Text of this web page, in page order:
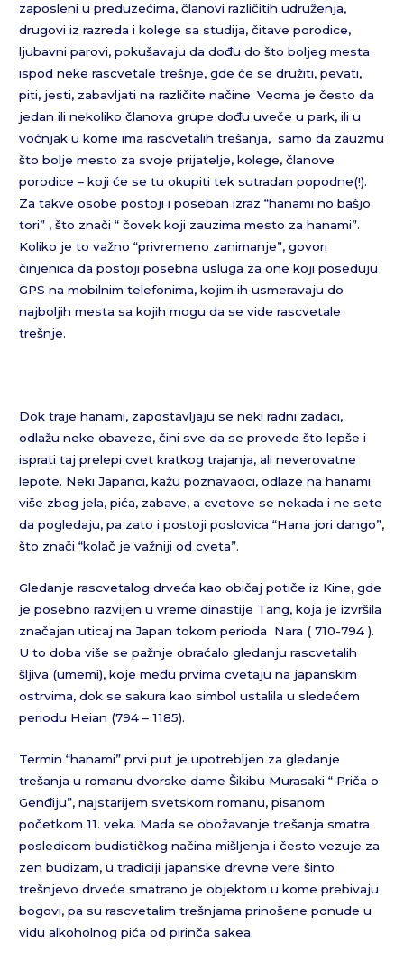
zaposleni u preduzećima, članovi različitih udruženja,
drugovi iz razreda i kolege sa studija, čitave porodice,
ljubavni parovi, pokušavaju da dođu do što boljeg mesta
ispod neke rascvetale trešnje, gde će se družiti, pevati,
piti, jesti, zabavljati na različite načine. Veoma je često da
jedan ili nekoliko članova grupe dođu uveče u park, ili u
voćnjak u kome ima rascvetalih trešanja, samo da zauzmu
što bolje mesto za svoje prijatelje, kolege, članove
porodice – koji će se tu okupiti tek sutradan popodne(!).
Za takve osobe postoji i poseban izraz “hanami no bašjo
tori” , što znači “ čovek koji zauzima mesto za hanami”.
Koliko je to važno “privremeno zanimanje”, govori
činjenica da postoji posebna usluga za one koji poseduju
GPS na mobilnim telefonima, kojim ih usmeravaju do
najboljih mesta sa kojih mogu da se vide rascvetale
trešnje.
Dok traje hanami, zapostavljaju se neki radni zadaci,
odlažu neke obaveze, čini sve da se provede što lepše i
isprati taj prelepi cvet kratkog trajanja, ali neverovatne
lepote. Neki Japanci, kažu poznavaoci, odlaze na hanami
više zbog jela, pića, zabave, a cvetove se nekada i ne sete
da pogledaju, pa zato i postoji poslovica “Hana jori dango”,
što znači “kolač je važniji od cveta”.
Gledanje rascvetalog drveća kao običaj potiče iz Kine, gde
je posebno razvijen u vreme dinastije Tang, koja je izvršila
značajan uticaj na Japan tokom perioda Nara ( 710-794 ).
U to doba više se pažnje obraćalo gledanju rascvetalih
šljiva (umemi), koje među prvima cvetaju na japanskim
ostrvima, dok se sakura kao simbol ustalila u sledećem
periodu Heian (794 – 1185).
Termin “hanami” prvi put je upotrebljen za gledanje
trešanja u romanu dvorske dame Šikibu Murasaki “ Priča o
Genđiju”, najstarijem svetskom romanu, pisanom
početkom 11. veka. Mada se obožavanje trešanja smatra
posledicom budističkog načina mišljenja i često vezuje za
zen budizam, u tradiciji japanske drevne vere šinto
trešnjevo drveće smatrano je objektom u kome prebivaju
bogovi, pa su rascvetalim trešnjama prinošene ponude u
vidu alkoholnog pića od pirinča sakea.